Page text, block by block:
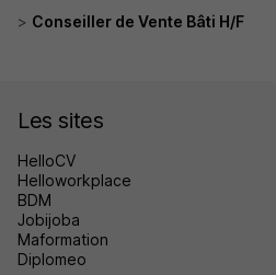
Conseiller de Vente Bâti H/F
Les sites
HelloCV
Helloworkplace
BDM
Jobijoba
Maformation
Diplomeo